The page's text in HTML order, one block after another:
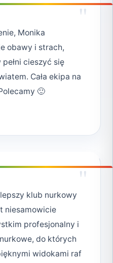
"
Monika
obawy i strach,
cieszyć się
Cała ekipa na
🙂
"
klub nurkowy
niesamowicie
profesjonalny i
do których
widokami raf